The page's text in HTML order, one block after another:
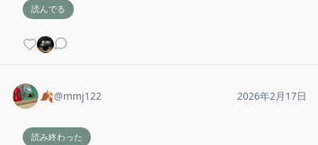
読んでる
🍂@mmj122 2026年2月17日
読み終わった